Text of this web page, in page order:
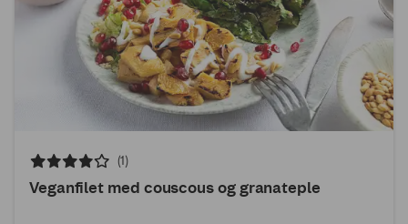
(1)
Veganfilet med couscous og granateple